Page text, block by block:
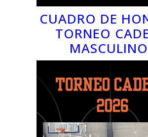
CUADRO DE
TORNEO
MASCULINO